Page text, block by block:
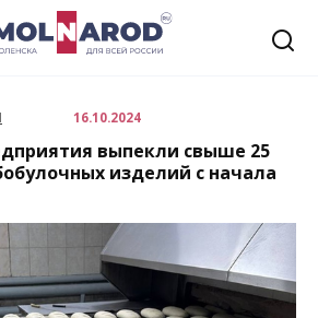
16.10.2024
выпекли свыше 25
изделий с начала